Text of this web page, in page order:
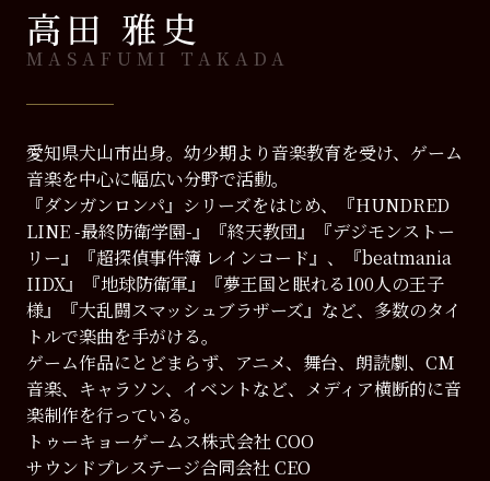
高田 雅史
MASAFUMI TAKADA
愛知県犬山市出身。幼少期より音楽教育を受け、ゲーム
音楽を中心に幅広い分野で活動。
『ダンガンロンパ』シリーズをはじめ、『HUNDRED
LINE -最終防衛学園-』『終天教団』『デジモンストー
リー』『超探偵事件簿 レインコード』、『beatmania
IIDX』『地球防衛軍』『夢王国と眠れる100人の王子
様』『大乱闘スマッシュブラザーズ』など、多数のタイ
トルで楽曲を手がける。
ゲーム作品にとどまらず、アニメ、舞台、朗読劇、CM
音楽、キャラソン、イベントなど、メディア横断的に音
楽制作を行っている。
トゥーキョーゲームス株式会社 COO
サウンドプレステージ合同会社 CEO